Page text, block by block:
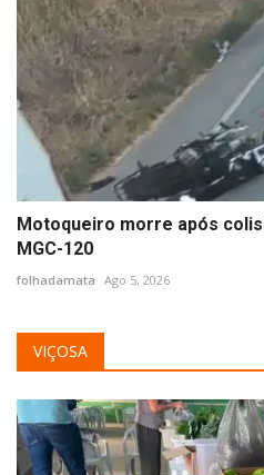
Motoqueiro morre após
MGC-120
folhadamata Ago 5, 2026
VIÇOSA